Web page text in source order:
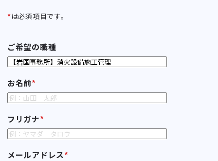
*は必須項目です。
ご希望の職種
お名前*
フリガナ*
メールアドレス*